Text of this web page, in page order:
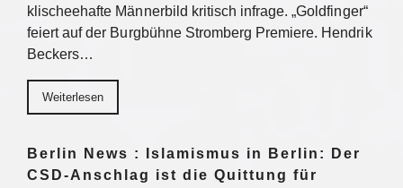
klischeehafte Männerbild kritisch infrage. „Goldfinger“
feiert auf der Burgbühne Stromberg Premiere. Hendrik
Beckers…
Weiterlesen
Berlin News : Islamismus in Berlin: Der
CSD-Anschlag ist die Quittung für